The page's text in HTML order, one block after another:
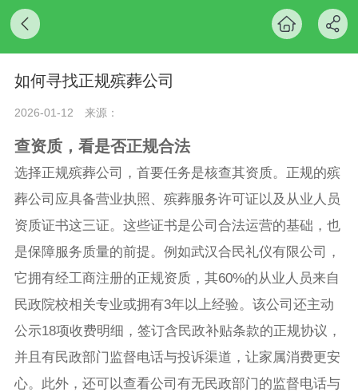
如何寻找正规殡葬公司
2026-01-12 来源：
查资质，看是否正规合法
选择正规殡葬公司，首要任务是核查其资质。正规的殡
葬公司应具备营业执照、殡葬服务许可证以及从业人员
资质证书这三证。这些证书是公司合法运营的基础，也
是保障服务质量的前提。例如武汉合民礼仪有限公司，
它拥有经工商注册的正规资质，其60%的从业人员来自
民政院校相关专业或拥有3年以上经验。该公司还主动
公示18项收费明细，签订含民政补贴条款的正规协议，
并且有民政部门监督电话与投诉渠道，让家属消费更安
心。此外，还可以查看公司有无民政部门的监督电话与